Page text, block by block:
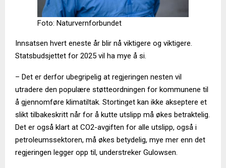
Foto: Naturvernforbundet
Innsatsen hvert eneste år blir nå viktigere og viktigere.
Statsbudsjettet for 2025 vil ha mye å si.
– Det er derfor ubegripelig at regjeringen nesten vil
utradere den populære støtteordningen for kommunene til
å gjennomføre klimatiltak. Stortinget kan ikke akseptere et
slikt tilbakeskritt når for å kutte utslipp må økes betraktelig.
Det er også klart at CO2-avgiften for alle utslipp, også i
petroleumssektoren, må økes betydelig, mye mer enn det
regjeringen legger opp til, understreker Gulowsen.